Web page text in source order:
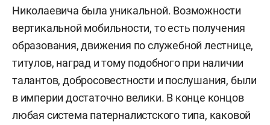
Николаевича была уникальной. Возможности
вертикальной мобильности, то есть получения
образования, движения по служебной лестнице,
титулов, наград и тому подобного при наличии
талантов, добросовестности и послушания, были
в империи достаточно велики. В конце концов
любая система патерналистского типа, каковой